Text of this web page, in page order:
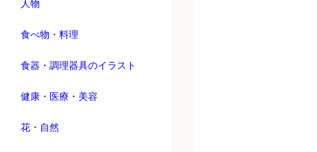
人物
食べ物・料理
食器・調理器具のイラスト
健康・医療・美容
花・自然